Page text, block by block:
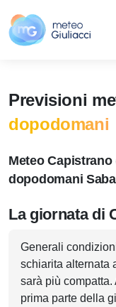
Previsioni
dopodomani
Meteo
dopodomani
La giornata di
Generali
schiarita alternata
sarà più
prima parte della